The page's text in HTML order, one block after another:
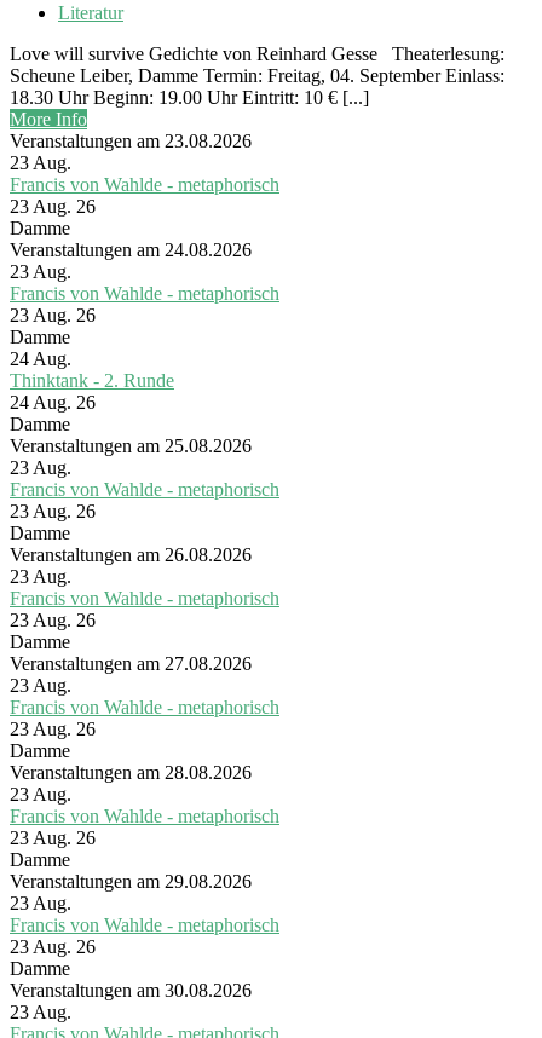
Literatur
Love will survive Gedichte von Reinhard Gesse Theaterlesung:
Scheune Leiber, Damme Termin: Freitag, 04. September Einlass:
18.30 Uhr Beginn: 19.00 Uhr Eintritt: 10 € [...]
More Info
Veranstaltungen am 23.08.2026
23 Aug.
Francis von Wahlde - metaphorisch
23 Aug. 26
Damme
Veranstaltungen am 24.08.2026
23 Aug.
Francis von Wahlde - metaphorisch
23 Aug. 26
Damme
24 Aug.
Thinktank - 2. Runde
24 Aug. 26
Damme
Veranstaltungen am 25.08.2026
23 Aug.
Francis von Wahlde - metaphorisch
23 Aug. 26
Damme
Veranstaltungen am 26.08.2026
23 Aug.
Francis von Wahlde - metaphorisch
23 Aug. 26
Damme
Veranstaltungen am 27.08.2026
23 Aug.
Francis von Wahlde - metaphorisch
23 Aug. 26
Damme
Veranstaltungen am 28.08.2026
23 Aug.
Francis von Wahlde - metaphorisch
23 Aug. 26
Damme
Veranstaltungen am 29.08.2026
23 Aug.
Francis von Wahlde - metaphorisch
23 Aug. 26
Damme
Veranstaltungen am 30.08.2026
23 Aug.
Francis von Wahlde - metaphorisch